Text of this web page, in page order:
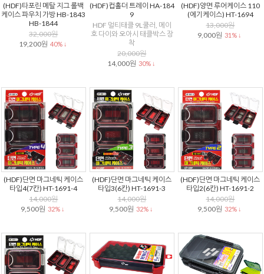
(HDF)타포린 메탈 지그 롤백
케이스 파우치 가방 HB-1843
HB-1844
32,000원
19,200원 40% ↓
(HDF)컵홀더 트레이 HA-184
9
HDF 멀티태클 9L쿨러, 메이
호 다이와 오아시 태클박스 장
착
20,000원
14,000원 30% ↓
(HDF)양면 루어케이스 110
(에기케이스) HT-1694
13,000원
9,000원 31% ↓
(HDF)단면 마그네틱 케이스
타입4(7칸) HT-1691-4
14,000원
9,500원 32% ↓
(HDF)단면 마그네틱 케이스
타입3(6칸) HT-1691-3
14,000원
9,500원 32% ↓
(HDF)단면 마그네틱 케이스
타입2(6칸) HT-1691-2
14,000원
9,500원 32% ↓